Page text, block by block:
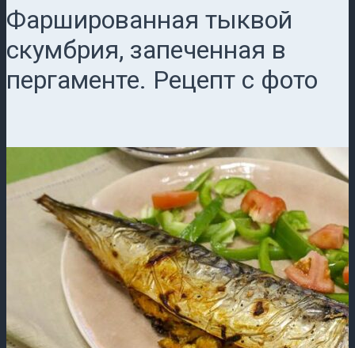
Фаршированная тыквой
скумбрия, запеченная в
пергаменте. Рецепт с фото